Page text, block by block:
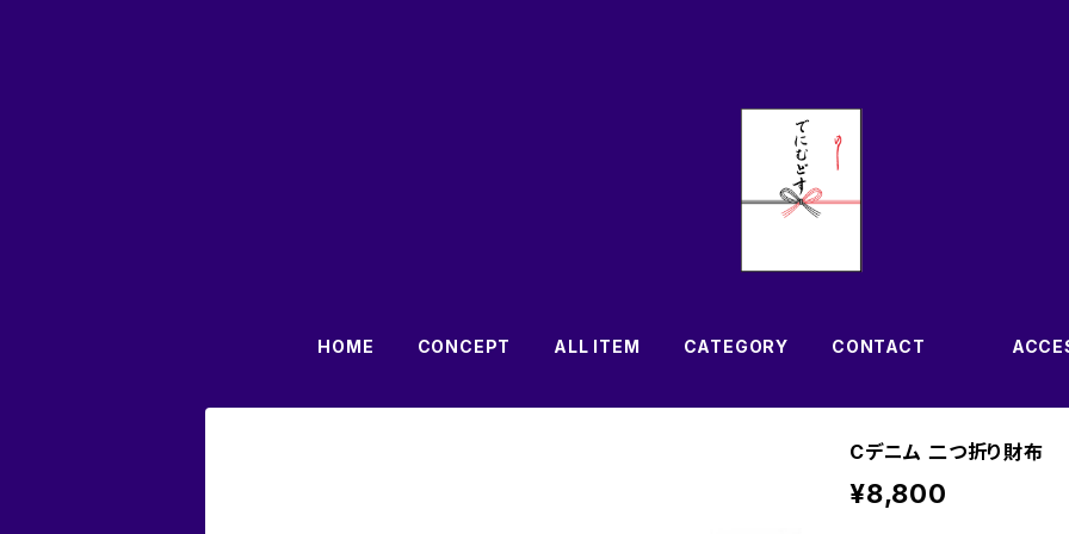
HOME CONCEPT ALL ITEM CATEGORY CONTACT
Cデニム 二つ折り財布
¥8,800